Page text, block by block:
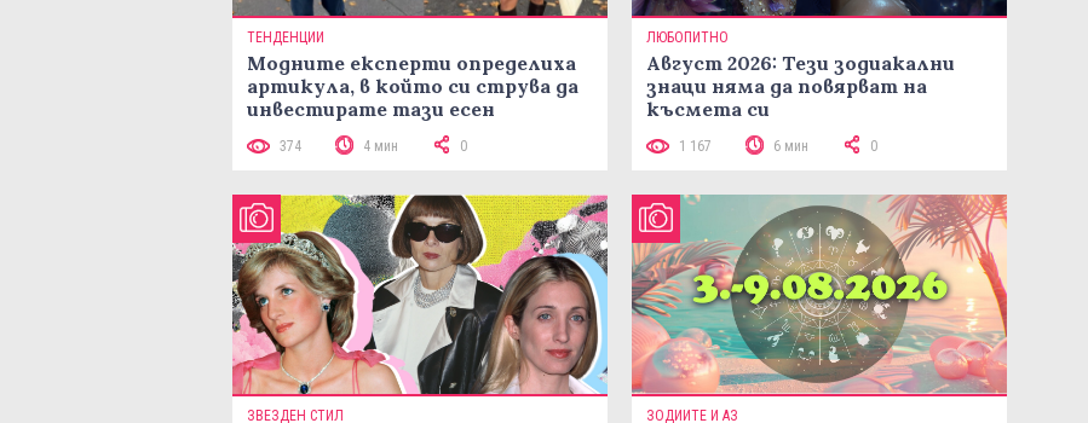
ТЕНДЕНЦИИ
Модните експерти определиха
артикула, в който си струва да
инвестирате тази есен
374 4 мин 0
ЛЮБОПИТНО
Август 2026: Тези зодиакални
знаци няма да повярват на
късмета си
1 167 6 мин 0
ЗВЕЗДЕН СТИЛ ЗОДИИТЕ И АЗ